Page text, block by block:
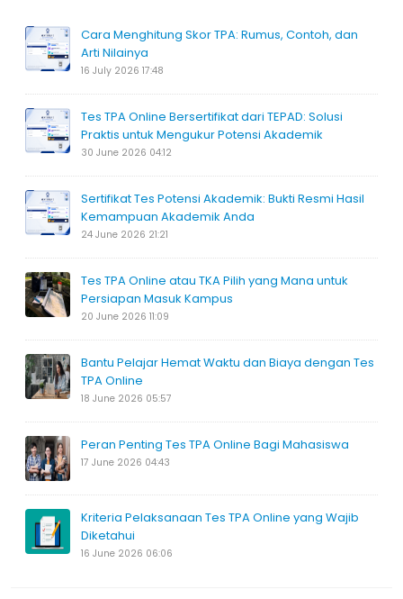
Cara Menghitung Skor TPA: Rumus, Contoh, dan
Arti Nilainya
16 July 2026 17:48
Tes TPA Online Bersertifikat dari TEPAD: Solusi
Praktis untuk Mengukur Potensi Akademik
30 June 2026 04:12
Sertifikat Tes Potensi Akademik: Bukti Resmi Hasil
Kemampuan Akademik Anda
24 June 2026 21:21
Tes TPA Online atau TKA Pilih yang Mana untuk
Persiapan Masuk Kampus
20 June 2026 11:09
Bantu Pelajar Hemat Waktu dan Biaya dengan Tes
TPA Online
18 June 2026 05:57
Peran Penting Tes TPA Online Bagi Mahasiswa
17 June 2026 04:43
Kriteria Pelaksanaan Tes TPA Online yang Wajib
Diketahui
16 June 2026 06:06